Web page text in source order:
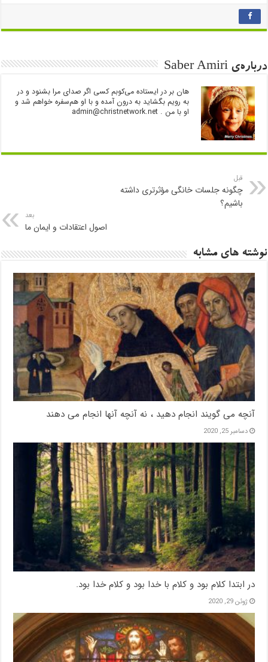
درباره‌ی Saber Amiri
هان بر در ایستاده می‌کوبم کسی اگر صدای مرا بشنود و در
به رویم بگشاید به درون آمده و با او هم‌سفره خواهم شد و
او با من .admin@christnetwork.net
قبل
چگونه جلسات خانگی مؤثرتری داشته
باشیم؟
بعد
اصول اعتقادات و ایمان ما
نوشته های مشابه
آنچه می گویند انجام دهید ، نه آنچه آنها انجام می دهند
دسامبر 25, 2020
در ابتدا کلام بود و کلام با خدا بود و کلام خدا بود.
ژوئن 29, 2020